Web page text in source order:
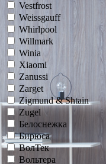
Vestfrost
Weissgauff
Whirlpool
Willmark
Winia
Xiaomi
Zanussi
Zarget
Zigmund & Shtain
Zugel
Белоснежка
Бирюса
ВолТек
Вольтера